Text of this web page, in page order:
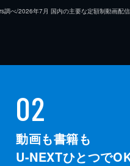
調べ/2026年7⽉ 国内の主要な定額制動画配
02
動画も書籍も
U-NEXTひとつでOK